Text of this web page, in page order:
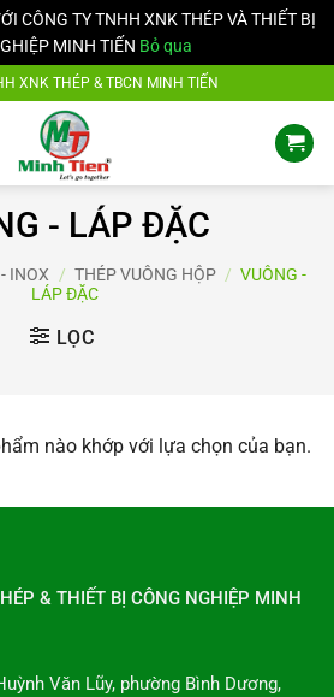
CÔNG TY TNHH XNK THÉP VÀ THIẾT BỊ
MINH TIẾN Bỏ qua
XNK THÉP & TBCN MINH TIẾN
- LÁP ĐẶC
INOX / THÉP VUÔNG HỘP / VUÔNG -
LÁP ĐẶC
LỌC
nào khớp với lựa chọn của bạn.
& THIẾT BỊ CÔNG NGHIỆP MINH
Văn Lũy, phường Bình Dương,